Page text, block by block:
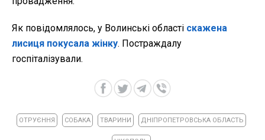
Як повідомлялось, у Волинські області скажена
лисиця покусала жінку. Постраждалу
госпіталізували.
ОТРУЄННЯ СОБАКА ТВАРИНИ ДНІПРОПЕТРОВСЬКА ОБЛАСТЬ